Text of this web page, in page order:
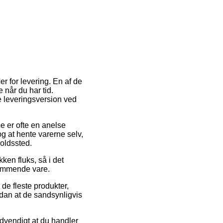
for levering. En af de
når du har tid.
ved
er ofte en anelse
at hente varerne selv,
fluks, så i det
vare.
fleste produkter,
at de sandsynligvis
at du handler